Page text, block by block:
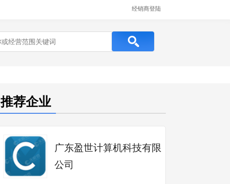
经销商登陆
推荐企业
广东盈世计算机科技有限
公司